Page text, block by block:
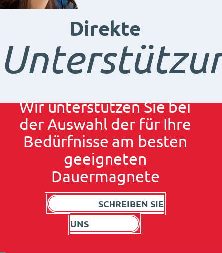
Direkte
Wir unterstützen Sie bei
der Auswahl der für Ihre
Bedürfnisse am besten
geeigneten
Dauermagnete
SCHREIBEN SIE
UNS